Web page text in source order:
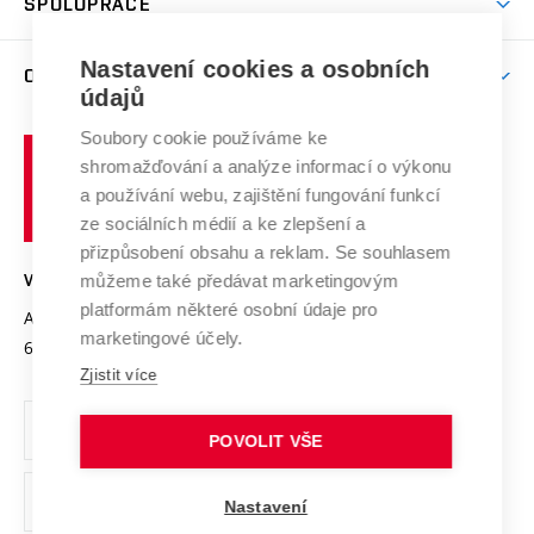
Celoživotní vzdělávání
E-přihláška
Závěrečné práce
Doktorské studium
Studium bez bariér
Podpora podnikání
Mezinárodní vědecká rada
Systém zajišťování kvality výzkumu
Výzkumné infrastruktury
Transfer znalostí
Open Science
Projekty
Projekty ze strukturálních fondů
Specifický výzkum
Zahraniční spolupráce
Spolupráce se školami
Služby univerzity
Mezinárodní dohody
Univerzitní sítě
O UNIVERZITĚ
Profil univerzity
Udržitelná univerzita
Podnikavá univerzita / ContriBUTe
Bezpečná univerzita
Vyznamenání
Organizační struktura
Ochrana osobních údajů
odkaz)
učení
technické
VYSOKÉ UČENÍ TECHNICKÉ V BRNĚ
Antonínská 548/1
602 00 Brno
www.vut.cz
vut@vutbr.cz
Nastavení cookies a osobních
údajů
Soubory cookie používáme ke
shromažďování a analýze informací o výkonu
a používání webu, zajištění fungování funkcí
ze sociálních médií a ke zlepšení a
přizpůsobení obsahu a reklam. Se souhlasem
můžeme také předávat marketingovým
platformám některé osobní údaje pro
marketingové účely.
Zjistit více
POVOLIT VŠE
Nastavení